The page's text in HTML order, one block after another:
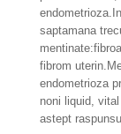
saptamana
fibrom
endometrioza
noni liquid,
astept